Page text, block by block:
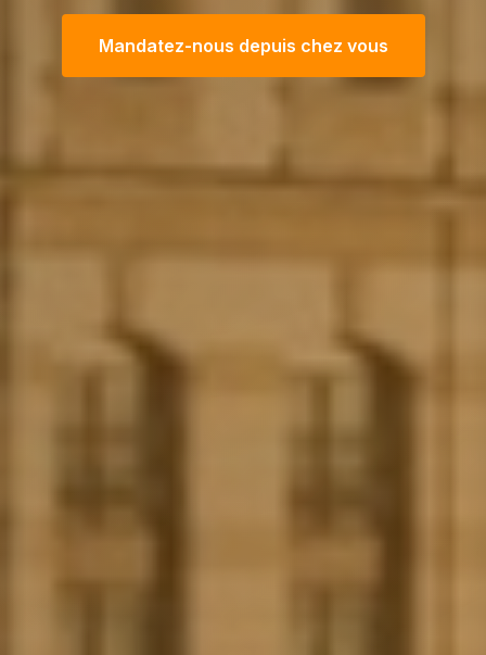
Mandatez-nous depuis chez vous